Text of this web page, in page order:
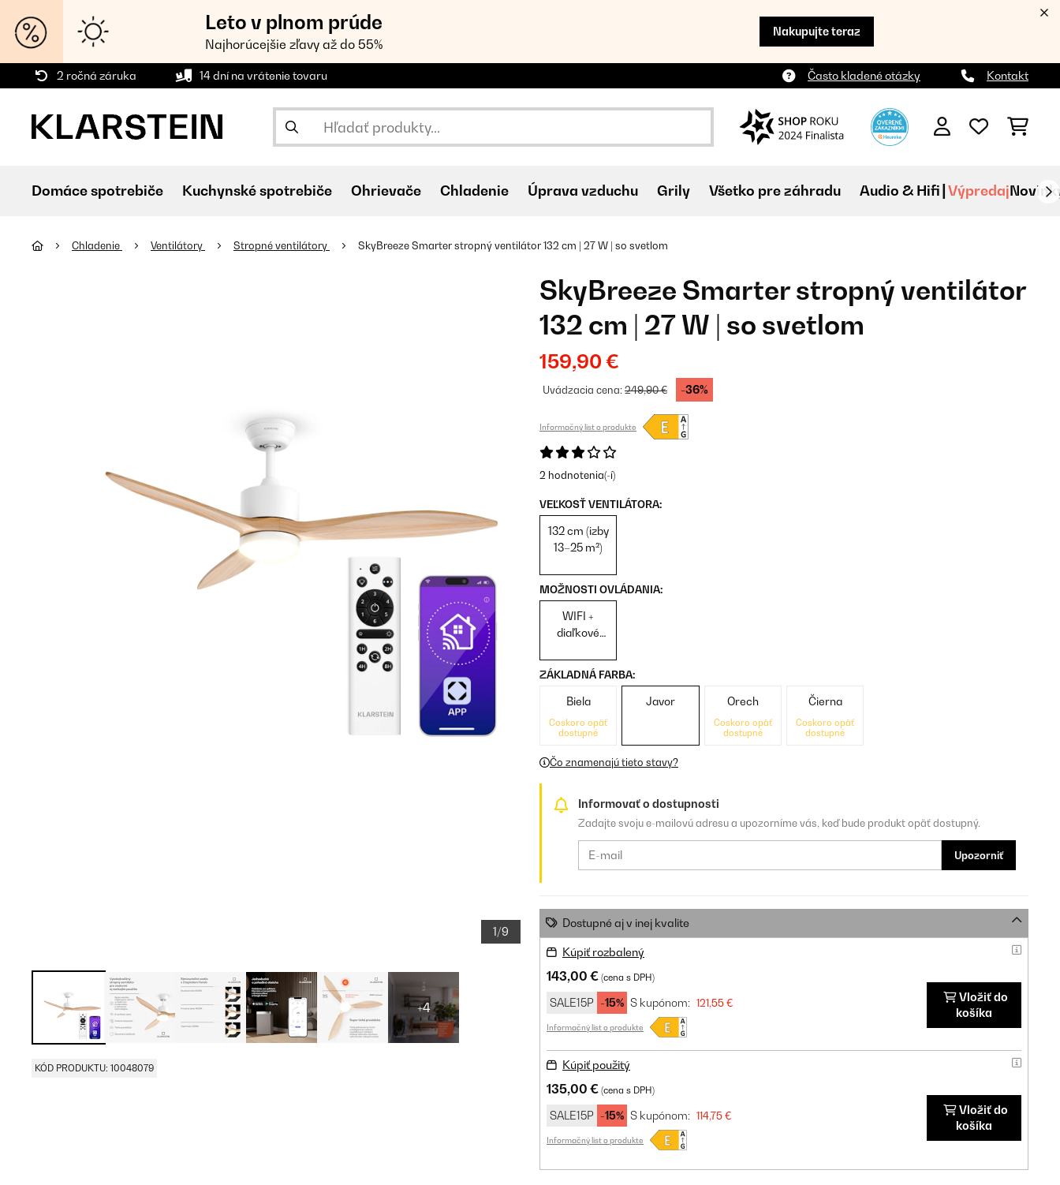
Leto v plnom prúde
Najhorúcejšie zľavy až do 55%
Nakupujte teraz
2 ročná záruka 14 dní na vrátenie tovaru Často kladené otázky Kontakt
Domáce spotrebiče Kuchynské spotrebiče Ohrievače Chladenie Úprava vzduchu Grily Všetko pre záhradu Audio & Hifi Výpredaj
Chladenie Ventilátory Stropné ventilátory SkyBreeze Smarter stropný ventilátor 132 cm | 27 W | so svetlom
1/9
+4
KÓD PRODUKTU: 10048079
SkyBreeze Smarter stropný ventilátor
132 cm | 27 W | so svetlom
159,90 €
Uvádzacia cena:249,90 € -36%
Informačný list o produkte
2 hodnotenia(-í)
VEĽKOSŤ VENTILÁTORA:
132 cm (izby
13–25 m²)
MOŽNOSTI OVLÁDANIA:
WIFI +
diaľkové
ZÁKLADNÁ FARBA:
Biela
Čoskoro opäť
dostupné
Javor Orech
Čoskoro opäť
dostupné
Čierna
Čoskoro opäť
dostupné
Čo znamenajú tieto stavy?
Informovať o dostupnosti
Zadajte svoju e-mailovú adresu a upozorníme vás, keď bude produkt opäť dostupný.
Upozorniť
Dostupné aj v inej kvalite
Kúpiť rozbalený
143,00 € (cena s DPH)
SALE15P -15% S kupónom: 121,55 €
Informačný list o produkte
Vložiť do
košíka
Kúpiť použitý
135,00 € (cena s DPH)
SALE15P -15% S kupónom: 114,75 €
Informačný list o produkte
Vložiť do
košíka